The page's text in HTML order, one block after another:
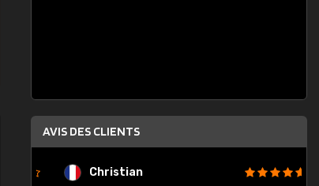
AVIS DES CLIENTS
Christian